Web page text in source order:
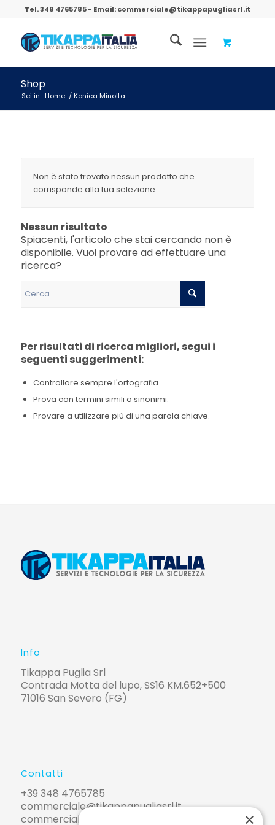
Tel.348 4765785- Email:commerciale@tikappapugliasrl.it
Shop
Sei in: Home / Konica Minolta
Non è stato trovato nessun prodotto che
corrisponde alla tua selezione.
Nessun risultato
Spiacenti, l'articolo che stai cercando non è
disponibile. Vuoi provare ad effettuare una
ricerca?
Per risultati di ricerca migliori, segui i
seguenti suggerimenti:
Controllare sempre l'ortografia.
Prova con termini simili o sinonimi.
Provare a utilizzare più di una parola chiave.
Info
Tikappa Puglia Srl
Contrada Motta del lupo, SS16 KM.652+500
71016 San Severo (FG)
Contatti
+39 348 4765785
commerciale@tikappapugliasrl.it
commerciale@pec.tikappapugliasrl.it
×